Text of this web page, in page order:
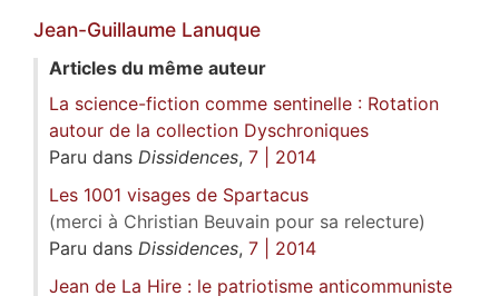
Jean-Guillaume Lanuque
Articles du même auteur
La science-fiction comme sentinelle : Rotation
autour de la collection Dyschroniques
Paru dans Dissidences, 7 | 2014
Les 1001 visages de Spartacus
(merci à Christian Beuvain pour sa relecture)
Paru dans Dissidences, 7 | 2014
Jean de La Hire : le patriotisme anticommuniste